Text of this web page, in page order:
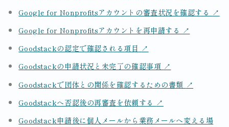
Google for Nonprofitsアカウントの審査状況を確認する ↗
Google for Nonprofitsアカウントを再申請する ↗
Goodstackの認定で確認される項目 ↗
Goodstackの申請状況と未完了の確認事項 ↗
Goodstackで団体との関係を確認するための書類 ↗
Goodstackへ否認後の再審査を依頼する ↗
Goodstack申請後に個人メールから業務メールへ変える場